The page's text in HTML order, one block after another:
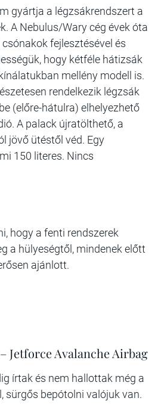
gyártja a légzsákrendszert a
A Nebulus/Wary cég évek óta
fejlesztésével és
hogy kétféle hátizsák
mellény modell is.
rendelkezik légzsák
(előre-hátulra) elhelyezhető
A palack újratölthető, a
jövő ütéstől véd. Egy
150 literes. Nincs
hogy a fenti rendszerek
a hülyeségtől, mindenek előtt
ajánlott.
Jetforce Avalanche Airbag
írtak és nem hallottak még a
sürgős bepótolni valójuk van.